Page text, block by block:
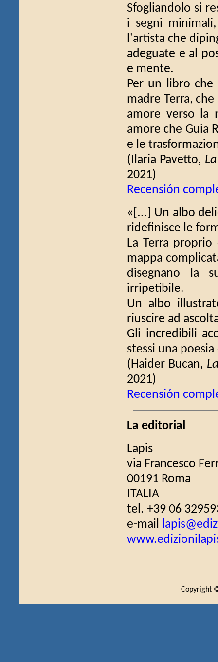
Sfogliandolo si
i segni
l'artista che
adeguate e al
e mente.
Per un libro
madre Terra,
amore verso la
amore che Guia
e le
(Ilaria Pavetto,
2021)
Recensión
«[...] Un albo
ridefinisce le
La Terra
mappa
disegnano la
irripetibile.
Un albo
riuscire ad
Gli incredibili
stessi una
(Haider Bucan,
2021)
Recensión
La editorial
Lapis
via Francesco
00191 Roma
ITALIA
tel. +39 06
e-mail
Copyright